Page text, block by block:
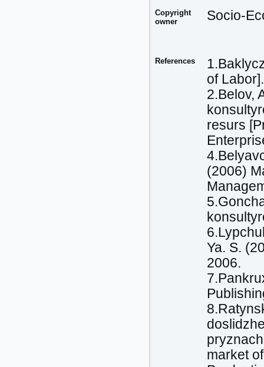
Copyright
owner
Socio-
References
of
2.Belov,
resurs
(2006)
Ya. S.
2006.
market